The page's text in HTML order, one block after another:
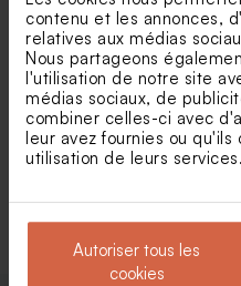
contenu et les annonces,
relatives aux médias
Nous partageons
l'utilisation de notre site
médias sociaux, de
combiner celles-ci avec
leur avez fournies ou
utilisation de leurs services.
Autoriser tous les
cookies
Faire-part naissance photo
instantanée coeur doré